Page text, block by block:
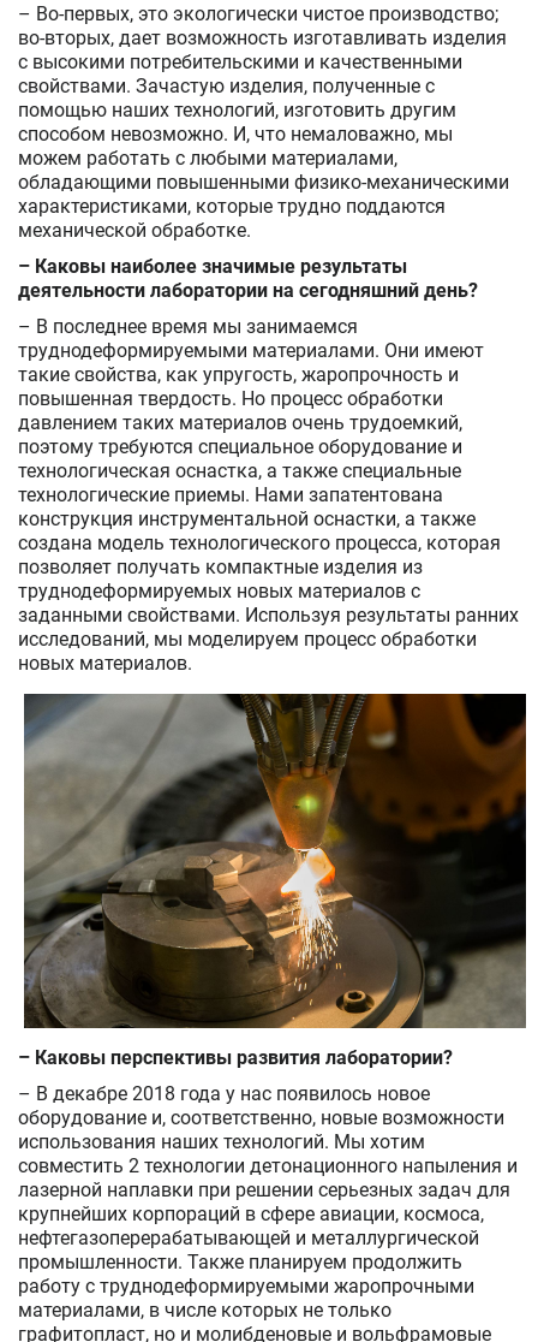
– Во-первых, это экологически чистое производство;
во-вторых, дает возможность изготавливать изделия
с высокими потребительскими и качественными
свойствами. Зачастую изделия, полученные с
помощью наших технологий, изготовить другим
способом невозможно. И, что немаловажно, мы
можем работать с любыми материалами,
обладающими повышенными физико-механическими
характеристиками, которые трудно поддаются
механической обработке.
– Каковы наиболее значимые результаты
деятельности лаборатории на сегодняшний день?
– В последнее время мы занимаемся
труднодеформируемыми материалами. Они имеют
такие свойства, как упругость, жаропрочность и
повышенная твердость. Но процесс обработки
давлением таких материалов очень трудоемкий,
поэтому требуются специальное оборудование и
технологическая оснастка, а также специальные
технологические приемы. Нами запатентована
конструкция инструментальной оснастки, а также
создана модель технологического процесса, которая
позволяет получать компактные изделия из
труднодеформируемых новых материалов с
заданными свойствами. Используя результаты ранних
исследований, мы моделируем процесс обработки
новых материалов.
– Каковы перспективы развития лаборатории?
– В декабре 2018 года у нас появилось новое
оборудование и, соответственно, новые возможности
использования наших технологий. Мы хотим
совместить 2 технологии детонационного напыления и
лазерной наплавки при решении серьезных задач для
крупнейших корпораций в сфере авиации, космоса,
нефтегазоперерабатывающей и металлургической
промышленности. Также планируем продолжить
работу с труднодеформируемыми жаропрочными
материалами, в числе которых не только
графитопласт, но и молибденовые и вольфрамовые